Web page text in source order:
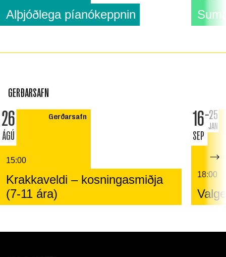
Alþjóðlega píanókeppnin
GERÐARSAFN
26
ÁGÚ
Gerðarsafn
15:00
Krakkaveldi – kosningasmiðja
(7-11 ára)
16
SEP
25
JAN
18:00